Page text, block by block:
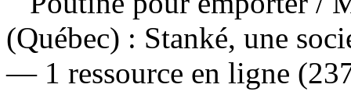
(Québec) : Stanké, une
— 1 ressource en ligne